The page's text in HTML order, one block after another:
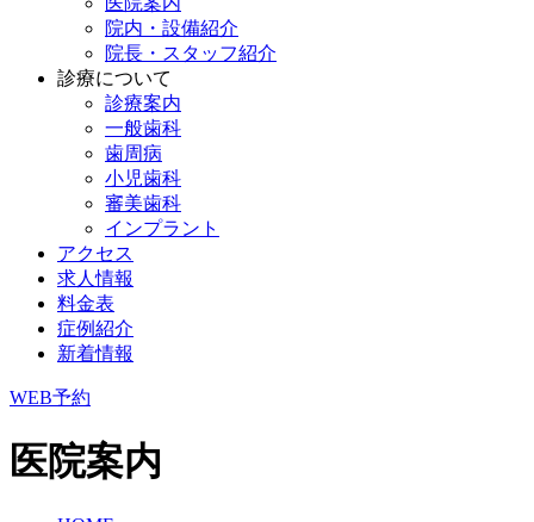
院内・設備紹介
院長・スタッフ紹介
診療について
診療案内
一般歯科
歯周病
小児歯科
審美歯科
インプラント
アクセス
求人情報
料金表
症例紹介
新着情報
WEB予約
医院案内